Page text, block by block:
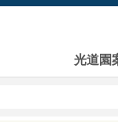
光道園